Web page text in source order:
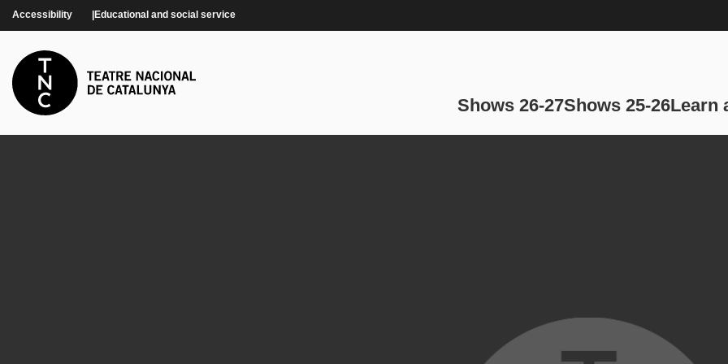
Accessibility Educational and social service
Main
Shows 26-27Shows 25-26Learn